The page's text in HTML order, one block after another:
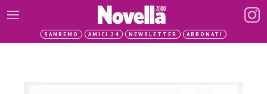
SANREMO AMICI 24 NEWSLETTER ABBONATI